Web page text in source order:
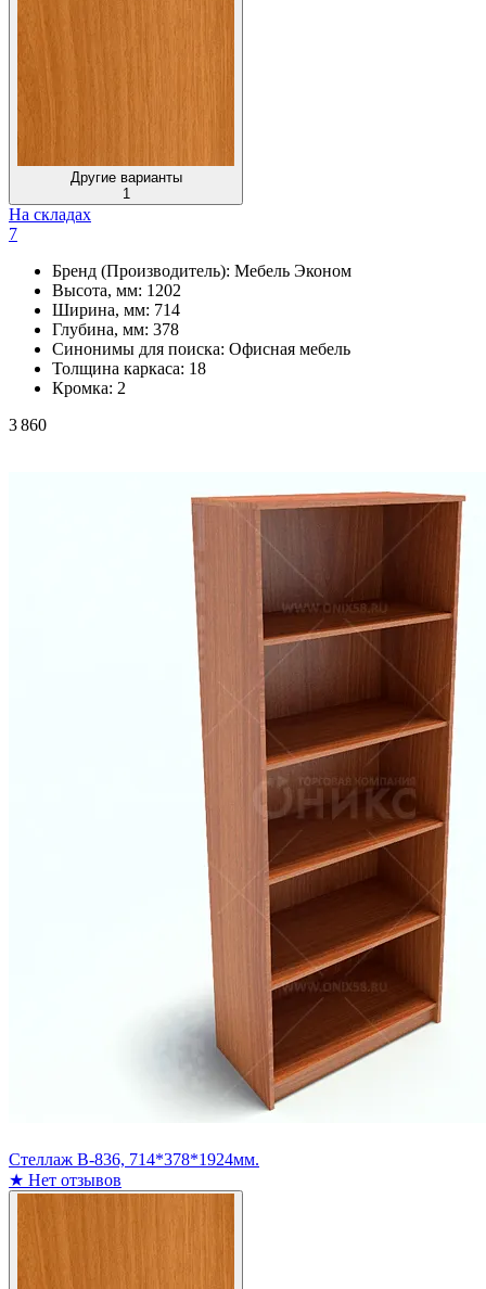
Другие варианты
1
На складах
7
Бренд (Производитель): Мебель Эконом
Высота, мм: 1202
Ширина, мм: 714
Глубина, мм: 378
Синонимы для поиска: Офисная мебель
Толщина каркаса: 18
Кромка: 2
3 860
Стеллаж В-836, 714*378*1924мм.
★ Нет отзывов